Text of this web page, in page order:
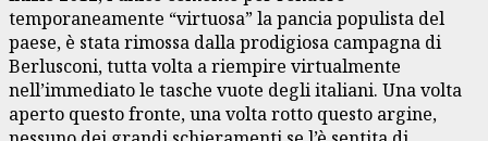
temporaneamente “virtuosa” la pancia populista del
paese, è stata rimossa dalla prodigiosa campagna di
Berlusconi, tutta volta a riempire virtualmente
nell’immediato le tasche vuote degli italiani. Una volta
aperto questo fronte, una volta rotto questo argine,